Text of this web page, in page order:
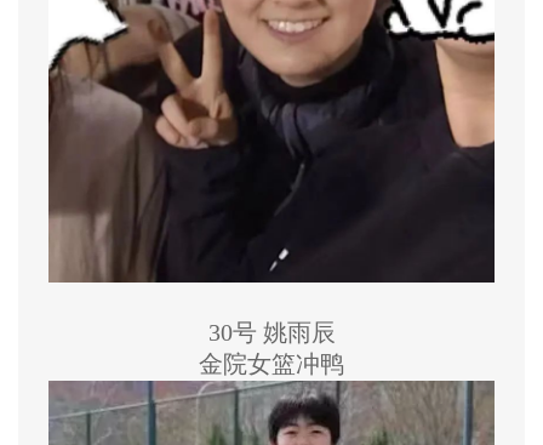
30号 姚雨辰
金院女篮冲鸭